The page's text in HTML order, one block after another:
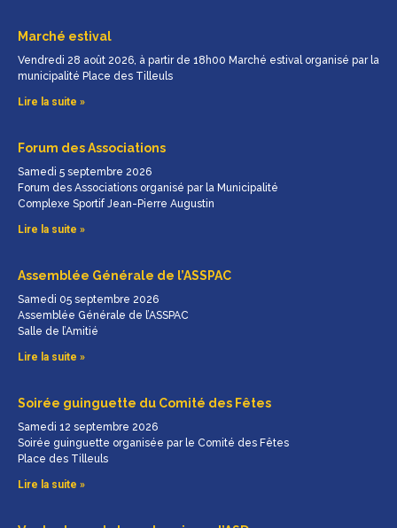
Marché estival
Vendredi 28 août 2026, à partir de 18h00 Marché estival organisé par la
municipalité Place des Tilleuls
Lire la suite »
Forum des Associations
Samedi 5 septembre 2026
Forum des Associations organisé par la Municipalité
Complexe Sportif Jean-Pierre Augustin
Lire la suite »
Assemblée Générale de l’ASSPAC
Samedi 05 septembre 2026
Assemblée Générale de l’ASSPAC
Salle de l’Amitié
Lire la suite »
Soirée guinguette du Comité des Fêtes
Samedi 12 septembre 2026
Soirée guinguette organisée par le Comité des Fêtes
Place des Tilleuls
Lire la suite »